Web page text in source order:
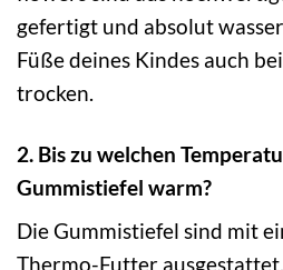
gefertigt und absolut
Füße deines Kindes auch
trocken.
2. Bis zu welchen
Gummistiefel warm?
Die Gummistiefel sind mit
Thermo-Futter